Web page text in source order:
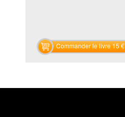
Commander le livre 15 €